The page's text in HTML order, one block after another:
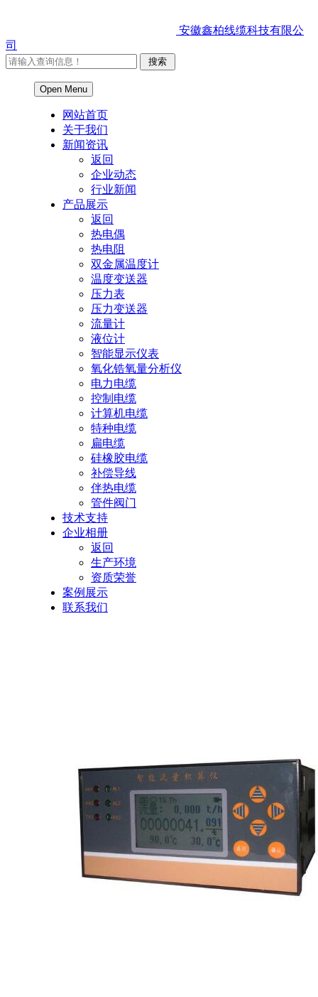
安徽鑫柏线缆科技有限公
司
Open Menu
网站首页
关于我们
新闻资讯
返回
企业动态
行业新闻
产品展示
返回
热电偶
热电阻
双金属温度计
温度变送器
压力表
压力变送器
流量计
液位计
智能显示仪表
氧化锆氧量分析仪
电力电缆
控制电缆
计算机电缆
特种电缆
扁电缆
硅橡胶电缆
补偿导线
伴热电缆
管件阀门
技术支持
企业相册
返回
生产环境
资质荣誉
案例展示
联系我们